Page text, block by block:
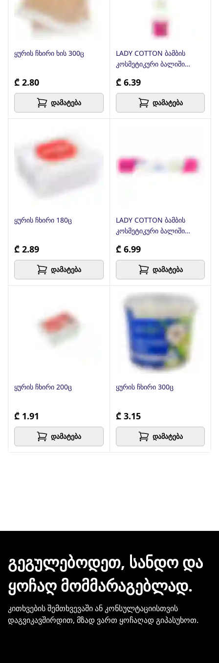
ყურის ჩხირი ხის 300ც
₾ 2.80
დამატება
LADY COTTON ბამბის
კოსმეტიკური ბალიში
₾ 6.39
დამატება
ყურის ჩხირი 180ც
₾ 2.89
დამატება
LADY COTTON ბამბის
კოსმეტიკური ბალიში
₾ 6.99
დამატება
ყურის ჩხირი 200ც
₾ 1.91
დამატება
ყურის ჩხირი 300ც
₾ 3.15
დამატება
ᲒᲔᲒᲣᲚᲔᲑᲝᲓᲔᲗ, ᲡᲐᲜᲓᲝ ᲓᲐ
ᲧᲝᲩᲐᲦ ᲛᲝᲛᲛᲐᲠᲐᲒᲔᲑᲚᲐᲓ.
კითხვების შემთხვევაში ან კონსულტაციისთვის
დაგვიკავშირდით, მზად ვართ ყოჩაღად გიპასუხოთ.